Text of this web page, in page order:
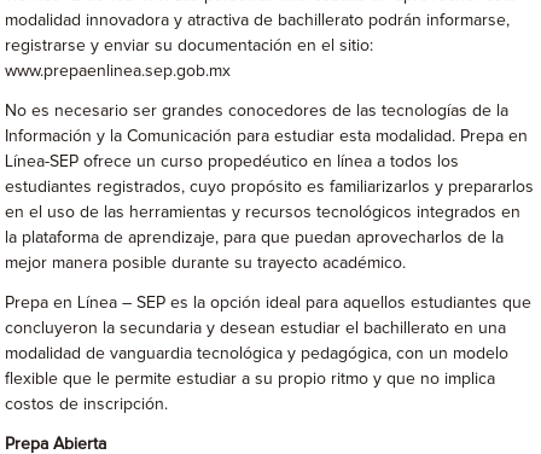
modalidad innovadora y atractiva de bachillerato podrán informarse,
registrarse y enviar su documentación en el sitio:
www.prepaenlinea.sep.gob.mx
No es necesario ser grandes conocedores de las tecnologías de la
Información y la Comunicación para estudiar esta modalidad. Prepa en
Línea-SEP ofrece un curso propedéutico en línea a todos los
estudiantes registrados, cuyo propósito es familiarizarlos y prepararlos
en el uso de las herramientas y recursos tecnológicos integrados en
la plataforma de aprendizaje, para que puedan aprovecharlos de la
mejor manera posible durante su trayecto académico.
Prepa en Línea – SEP es la opción ideal para aquellos estudiantes que
concluyeron la secundaria y desean estudiar el bachillerato en una
modalidad de vanguardia tecnológica y pedagógica, con un modelo
flexible que le permite estudiar a su propio ritmo y que no implica
costos de inscripción.
Prepa Abierta